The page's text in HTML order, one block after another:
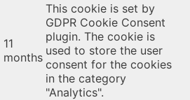
11
months
This cookie is set by
GDPR Cookie Consent
plugin. The cookie is
used to store the user
consent for the cookies
in the category
"Analytics".